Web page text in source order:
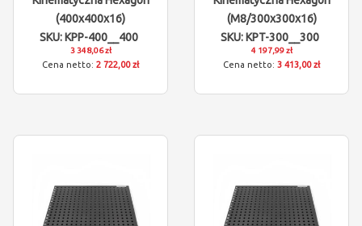
(400x400x16)
SKU: KPP-400__400
3 348,06 zł
2 722,00 zł
(M8/300x300x16)
SKU: KPT-300__300
4 197,99 zł
3 413,00 zł